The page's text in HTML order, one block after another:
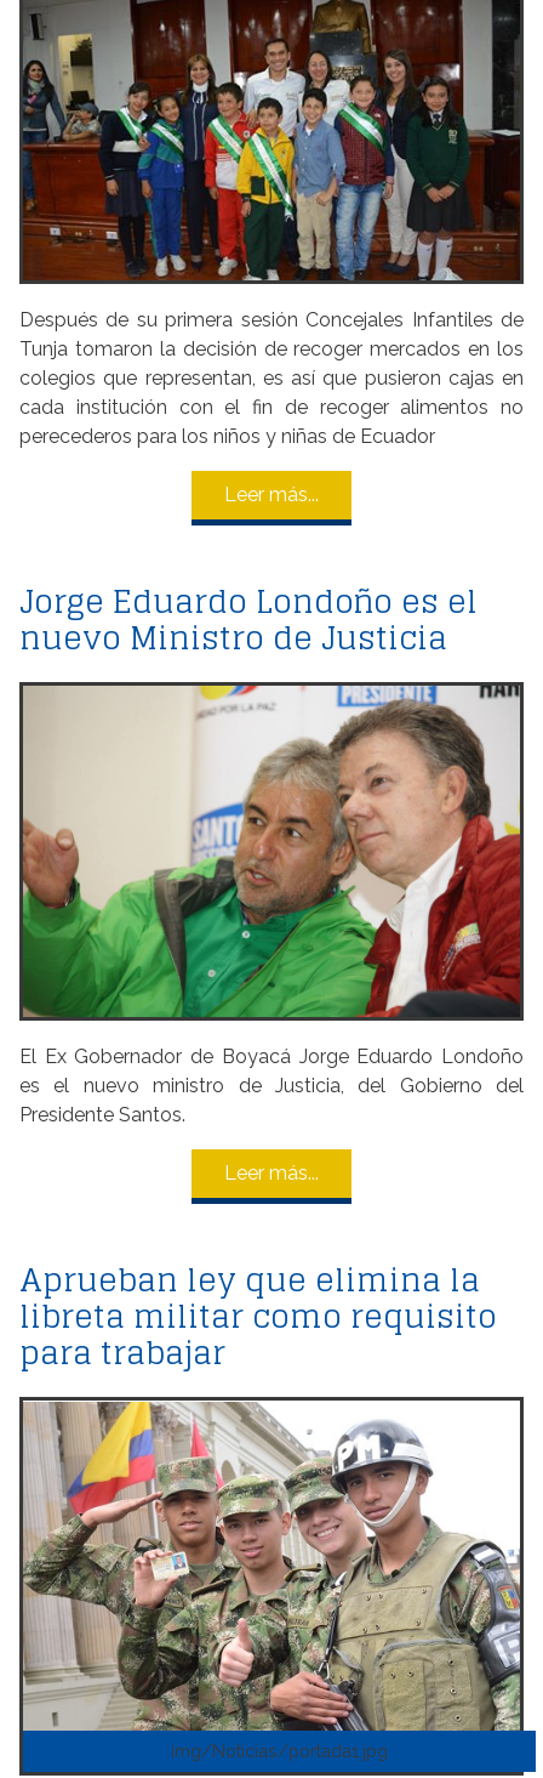
Después de su primera sesión Concejales Infantiles de
Tunja tomaron la decisión de recoger mercados en los
colegios que representan, es así que pusieron cajas en
cada institución con el fin de recoger alimentos no
perecederos para los niños y niñas de Ecuador
Leer más...
Jorge Eduardo Londoño es el
nuevo Ministro de Justicia
El Ex Gobernador de Boyacá Jorge Eduardo Londoño
es el nuevo ministro de Justicia, del Gobierno del
Presidente Santos.
Leer más...
Aprueban ley que elimina la
libreta militar como requisito
para trabajar
img/Noticias/portada1.jpg